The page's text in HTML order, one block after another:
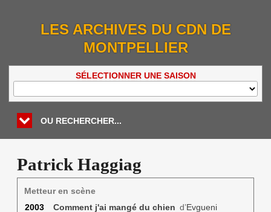
LES ARCHIVES DU CDN DE
MONTPELLIER
SÉLECTIONNER UNE SAISON
OU RECHERCHER...
Patrick Haggiag
Metteur en scène
2003
Comment j'ai mangé du chien d’Evgueni